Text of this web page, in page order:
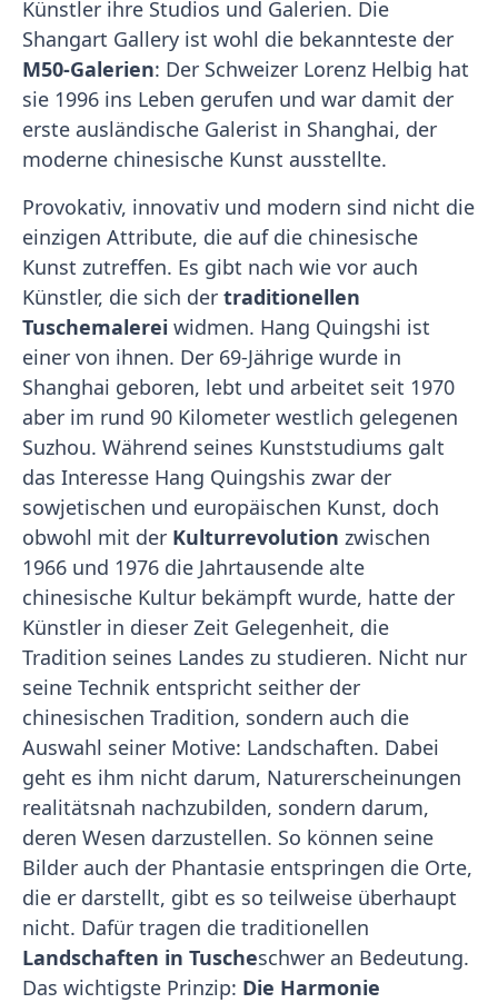
Künstler ihre Studios und Galerien. Die
Shangart Gallery ist wohl die bekannteste der
M50-Galerien: Der Schweizer Lorenz Helbig hat
sie 1996 ins Leben gerufen und war damit der
erste ausländische Galerist in Shanghai, der
moderne chinesische Kunst ausstellte.
Provokativ, innovativ und modern sind nicht die
einzigen Attribute, die auf die chinesische
Kunst zutreffen. Es gibt nach wie vor auch
Künstler, die sich der traditionellen
Tuschemalerei widmen. Hang Quingshi ist
einer von ihnen. Der 69-Jährige wurde in
Shanghai geboren, lebt und arbeitet seit 1970
aber im rund 90 Kilometer westlich gelegenen
Suzhou. Während seines Kunststudiums galt
das Interesse Hang Quingshis zwar der
sowjetischen und europäischen Kunst, doch
obwohl mit der Kulturrevolution zwischen
1966 und 1976 die Jahrtausende alte
chinesische Kultur bekämpft wurde, hatte der
Künstler in dieser Zeit Gelegenheit, die
Tradition seines Landes zu studieren. Nicht nur
seine Technik entspricht seither der
chinesischen Tradition, sondern auch die
Auswahl seiner Motive: Landschaften. Dabei
geht es ihm nicht darum, Naturerscheinungen
realitätsnah nachzubilden, sondern darum,
deren Wesen darzustellen. So können seine
Bilder auch der Phantasie entspringen die Orte,
die er darstellt, gibt es so teilweise überhaupt
nicht. Dafür tragen die traditionellen
Landschaften in Tuscheschwer an Bedeutung.
Das wichtigste Prinzip: Die Harmonie